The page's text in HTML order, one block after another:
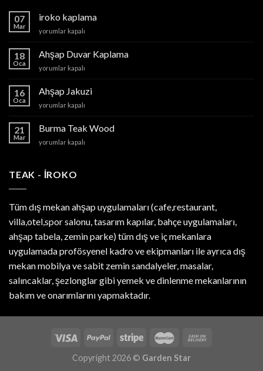
07
Mar
iroko kaplama
iroko
için
yorumlar kapalı
18
Oca
Ahşap Duvar Kaplama
Ahşap
Kaplama
yorumlar kapalı
16
Oca
Ahşap Jakuzi
Ahşap
için
yorumlar kapalı
21
Mar
Burma Teak Wood
Burma
için
yorumlar kapalı
TEAK - IROKO
Tüm dış mekan ahşap uygulamaları (cafe,restaurant,
villa,otel,spor salonu, tasarım kapılar, bahçe uygulamaları,
ahşap tabela, zemin parke) tüm dış ve iç mekanlara
uygulamada profösyenel kadro ve ekipmanları ile ayrıca dış
mekan mobilya ve sabit zemin sandalyeler, masalar,
salıncaklar, şezlonglar gibi yemek ve dinlenme mekanlarının
bakım ve onarımlarını yapmaktadır.
Copyright 2026 © Garden Star